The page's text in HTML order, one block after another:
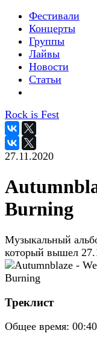
Фестивали
Концерты
Группы
Лайвы
Новости
Статьи
Rock is Fest
27.11.2020
Burning
Музыкальный
который вышел
Треклист
Общее время: